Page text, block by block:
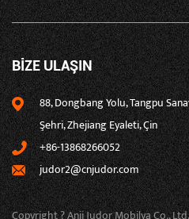
BİZE ULAŞIN
88, Dongbang Yolu, Tangpu
Şehri, Zhejiang Eyaleti, Çin
+86-13868266052
judor2@cnjudor.com